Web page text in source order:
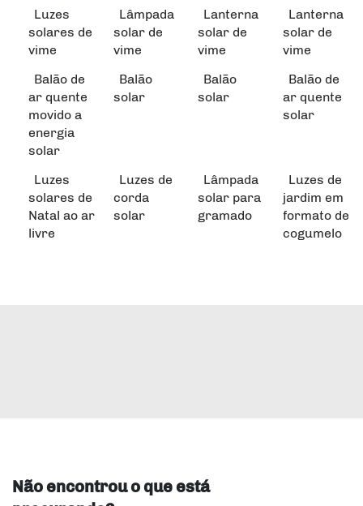
Luzes
solares de
vime
Lâmpada
solar de
vime
Lanterna
solar de
vime
Lanterna
solar de
vime
Balão de
ar quente
movido a
energia
solar
Balão
solar
Balão
solar
Balão de
ar quente
solar
Luzes
solares de
Natal ao ar
livre
Luzes de
corda
solar
Lâmpada
solar para
gramado
Luzes de
jardim em
formato de
cogumelo
Não encontrou o que está